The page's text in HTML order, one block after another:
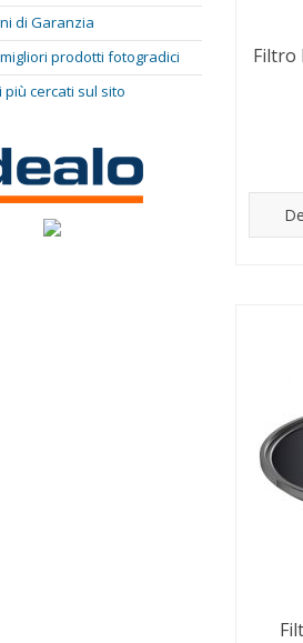
di Garanzia
prodotti fotogradici
cercati sul sito
Filtro